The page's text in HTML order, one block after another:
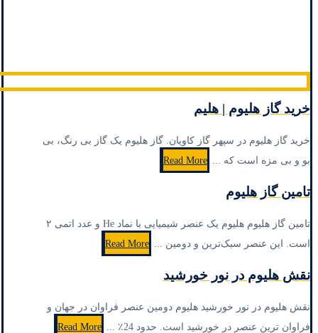
خرید گاز هلیوم | هلیم
خرید گاز هلیوم در سپهر گاز کاویان. گاز هلیوم یک گاز بی رنگ، بی
بو و بی مزه است که ... Read More
تامین گاز هلیوم
تامین گاز هلیوم هلیوم یک عنصر شیمیایی با نماد He و عدد اتمی ۲
است. این عنصر سبک‌ترین و دومین ... Read More
نقش هلیوم در نور خورشید
نقش هلیوم در نور خورشید هلیوم دومین عنصر فراوان در جهان و
فراوان ترین عنصر در خورشید است. حدود 24٪ ...
Read More